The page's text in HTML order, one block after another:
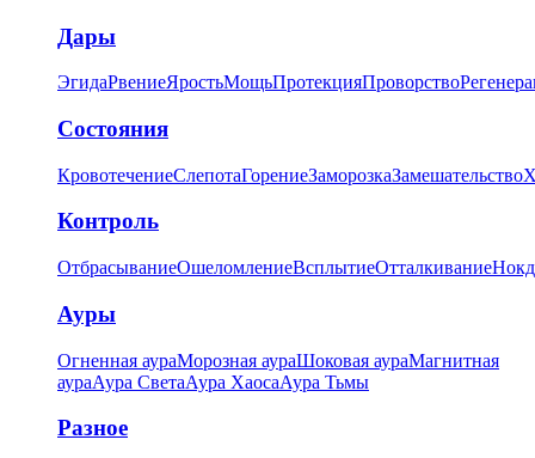
Дары
ЭгидаРвениеЯростьМощьПротекцияПроворство
Состояния
КровотечениеСлепотаГорениеЗаморозкаЗамешательство
Контроль
ОтбрасываниеОшеломлениеВсплытиеОтталкивание
Ауры
Огненная аураМорозная аураШоковая аураМагнитная
аураАура СветаАура ХаосаАура Тьмы
Разное